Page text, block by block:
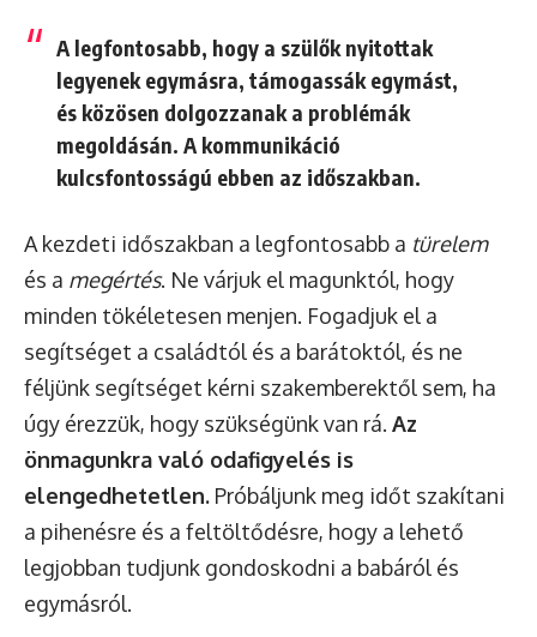
A legfontosabb, hogy a szülők nyitottak
legyenek egymásra, támogassák egymást,
és közösen dolgozzanak a problémák
megoldásán. A kommunikáció
kulcsfontosságú ebben az időszakban.
A kezdeti időszakban a legfontosabb a türelem
és a megértés. Ne várjuk el magunktól, hogy
minden tökéletesen menjen. Fogadjuk el a
segítséget a családtól és a barátoktól, és ne
féljünk segítséget kérni szakemberektől sem, ha
úgy érezzük, hogy szükségünk van rá. Az
önmagunkra való odafigyelés is
elengedhetetlen. Próbáljunk meg időt szakítani
a pihenésre és a feltöltődésre, hogy a lehető
legjobban tudjunk gondoskodni a babáról és
egymásról.